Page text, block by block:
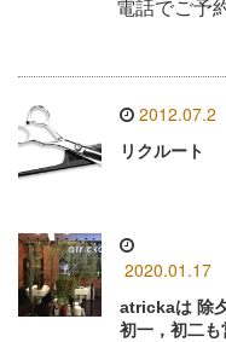
電話でご予
2012.07.2
リクルート
2020.01.17
atrickaは 除
初一，初二も